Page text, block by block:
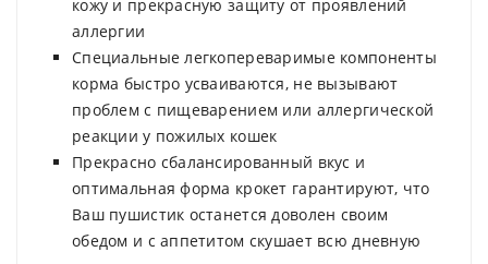
кожу и прекрасную защиту от проявлений
аллергии
Специальные легкопереваримые компоненты
корма быстро усваиваются, не вызывают
проблем с пищеварением или аллергической
реакции у пожилых кошек
Прекрасно сбалансированный вкус и
оптимальная форма крокет гарантируют, что
Ваш пушистик останется доволен своим
обедом и с аппетитом скушает всю дневную